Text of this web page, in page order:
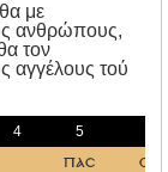
με
ανθρώπους,
τον
αγγέλους τού
4 5
πασ οσ